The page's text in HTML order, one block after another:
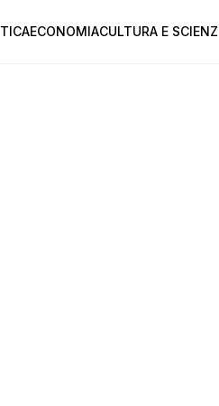
ECONOMIACULTURA E